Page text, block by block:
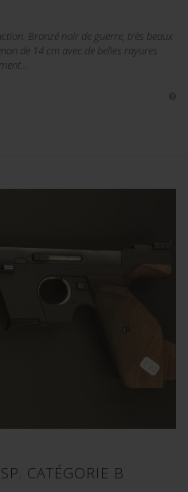
Bronzé noir de guerre, très beaux
de 14 cm avec de belles rayures
CATÉGORIE B